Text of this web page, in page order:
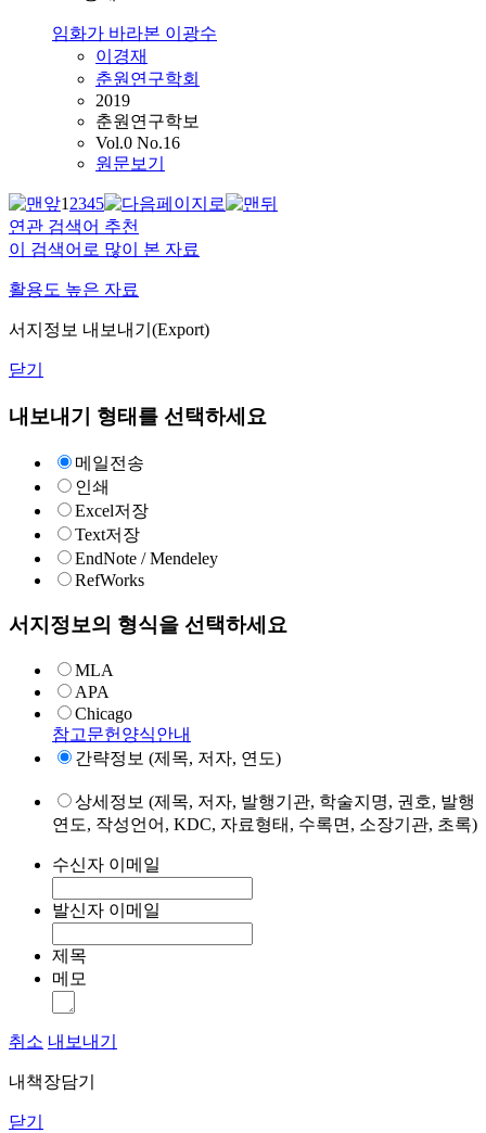
임화가 바라본 이광수
이경재
춘원연구학회
2019
춘원연구학보
Vol.0 No.16
원문보기
12345
연관 검색어 추천
이 검색어로 많이 본 자료
활용도 높은 자료
서지정보 내보내기(Export)
닫기
내보내기 형태를 선택하세요
메일전송
인쇄
Excel저장
Text저장
EndNote / Mendeley
RefWorks
서지정보의 형식을 선택하세요
MLA
APA
Chicago
참고문헌양식안내
간략정보 (제목, 저자, 연도)
상세정보 (제목, 저자, 발행기관, 학술지명, 권호, 발행
연도, 작성언어, KDC, 자료형태, 수록면, 소장기관, 초록)
수신자 이메일
발신자 이메일
제목
메모
취소 내보내기
내책장담기
닫기